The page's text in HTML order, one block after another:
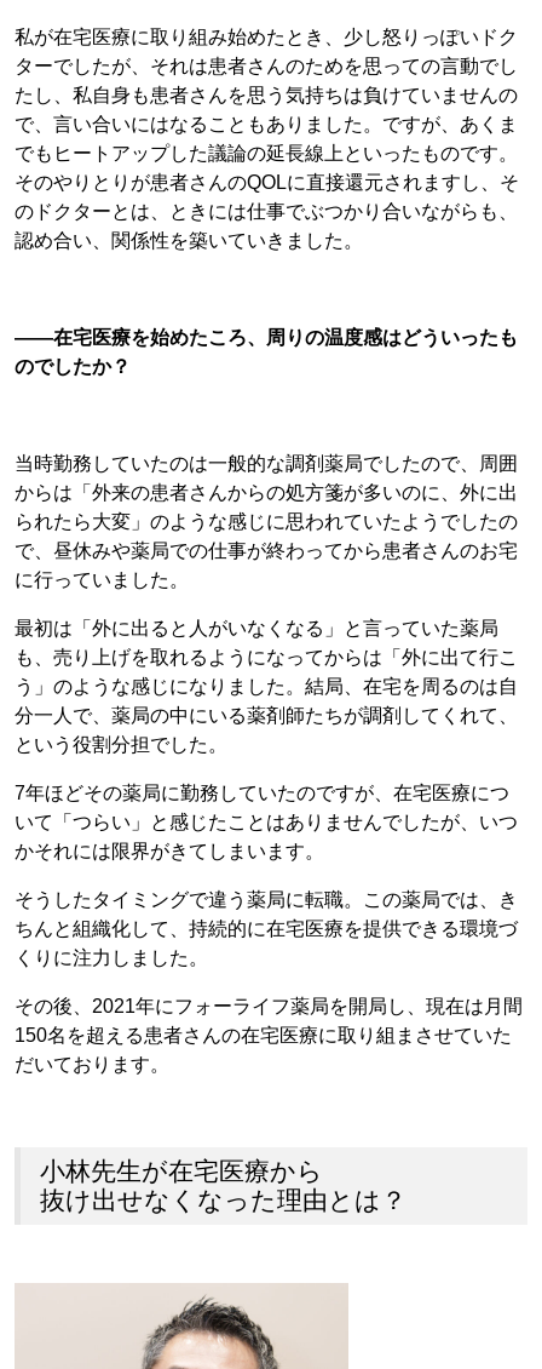
私が在宅医療に取り組み始めたとき、少し怒りっぽいドク
ターでしたが、それは患者さんのためを思っての言動でし
たし、私自身も患者さんを思う気持ちは負けていませんの
で、言い合いにはなることもありました。ですが、あくま
でもヒートアップした議論の延長線上といったものです。
そのやりとりが患者さんのQOLに直接還元されますし、そ
のドクターとは、ときには仕事でぶつかり合いながらも、
認め合い、関係性を築いていきました。
――在宅医療を始めたころ、周りの温度感はどういったも
のでしたか？
当時勤務していたのは一般的な調剤薬局でしたので、周囲
からは「外来の患者さんからの処方箋が多いのに、外に出
られたら大変」のような感じに思われていたようでしたの
で、昼休みや薬局での仕事が終わってから患者さんのお宅
に行っていました。
最初は「外に出ると人がいなくなる」と言っていた薬局
も、売り上げを取れるようになってからは「外に出て行こ
う」のような感じになりました。結局、在宅を周るのは自
分一人で、薬局の中にいる薬剤師たちが調剤してくれて、
という役割分担でした。
7年ほどその薬局に勤務していたのですが、在宅医療につ
いて「つらい」と感じたことはありませんでしたが、いつ
かそれには限界がきてしまいます。
そうしたタイミングで違う薬局に転職。この薬局では、き
ちんと組織化して、持続的に在宅医療を提供できる環境づ
くりに注力しました。
その後、2021年にフォーライフ薬局を開局し、現在は月間
150名を超える患者さんの在宅医療に取り組まさせていた
だいております。
小林先生が在宅医療から
抜け出せなくなった理由とは？